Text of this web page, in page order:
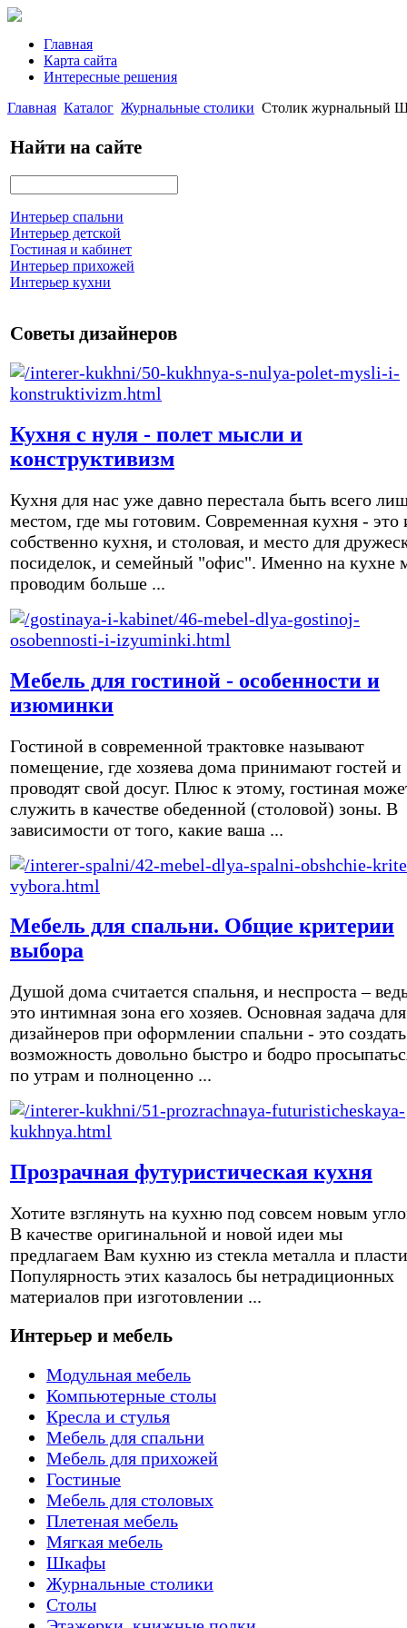
Главная
Карта сайта
Интересные решения
Главная Каталог Журнальные столики Столик журнальный
Найти на сайте
Интерьер спальни
Интерьер детской
Гостиная и кабинет
Интерьер прихожей
Интерьер кухни
Советы дизайнеров
Кухня с нуля - полет мысли и
конструктивизм
Кухня для нас уже давно перестала быть всего
местом, где мы готовим. Современная кухня - это
собственно кухня, и столовая, и место для
посиделок, и семейный "офис". Именно на кухне
проводим больше ...
Мебель для гостиной - особенности и
изюминки
Гостиной в современной трактовке называют
помещение, где хозяева дома принимают гостей и
проводят свой досуг. Плюс к этому, гостиная
служить в качестве обеденной (столовой) зоны. В
зависимости от того, какие ваша ...
Мебель для спальни. Общие критерии
выбора
Душой дома считается спальня, и неспроста –
это интимная зона его хозяев. Основная задача для
дизайнеров при оформлении спальни - это создать
возможность довольно быстро и бодро
по утрам и полноценно ...
Прозрачная футуристическая кухня
Хотите взглянуть на кухню под совсем новым
В качестве оригинальной и новой идеи мы
предлагаем Вам кухню из стекла металла и
Популярность этих казалось бы нетрадиционных
материалов при изготовлении ...
Интерьер и мебель
Модульная мебель
Компьютерные столы
Кресла и стулья
Мебель для спальни
Мебель для прихожей
Гостиные
Мебель для столовых
Плетеная мебель
Мягкая мебель
Шкафы
Журнальные столики
Столы